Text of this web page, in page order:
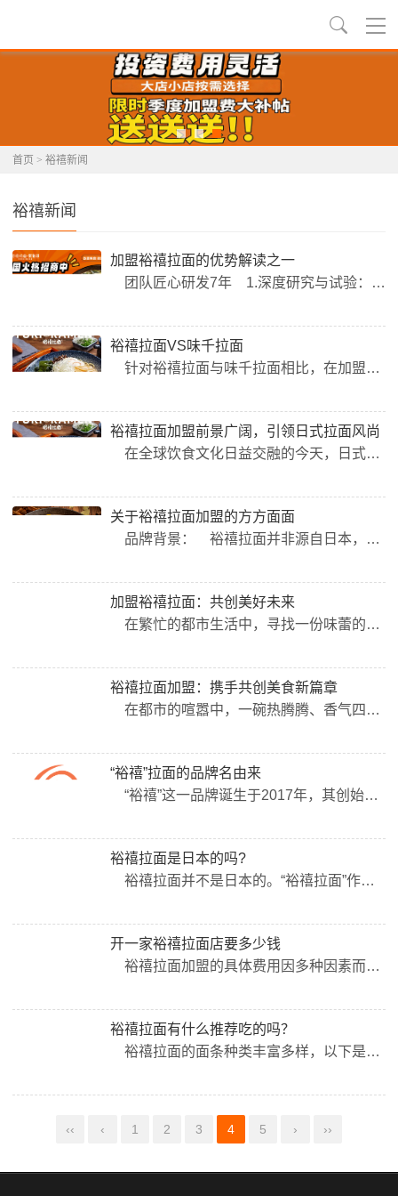
首页 > 裕禧新闻
裕禧新闻
加盟裕禧拉面的优势解读之一
团队匠心研发7年 1.深度研究与试验：裕禧拉面的研发团队由一群对面食文化充满热情的专业人士组成，他们耗时七年，深入探索日式拉面技艺与现代食品科技的结合点。通过无数次的配方调整、工艺优化和口感测试，力求在保留日式拉面传统风味的同时，融入创新元素，满足现代消费者的多元化需求。 2.传承与创新并重：在研发过程中，团队不仅广泛搜集并学习各地的拉面制作精髓，还积极引入先进的食品加工技术，...
裕禧拉面VS味千拉面
针对裕禧拉面与味千拉面相比，在加盟门槛与灵活性以及产品特色与创新两方面的优势进行对比： 一、加盟门槛与灵活性 1.加盟费用 裕禧拉面： 加盟费用相对较低，根据过往信息，裕禧拉面的加盟费用大致在3-8万元之间。这一较低的门槛使得更多资金有限的创业者有机会加入，降低了创业初期的经济压力。 味千拉面：&nb...
裕禧拉面加盟前景广阔，引领日式拉面风尚
在全球饮食文化日益交融的今天，日式拉面以其独特的口感和丰富的风味在全球范围内赢得了广泛的喜爱，特别是在亚洲市场，其受欢迎程度持续攀升。在这一背景下，裕禧拉面凭借其卓越的品质和独特的品牌魅力，正逐步成为日式拉面加盟市场的新宠，引领着新一轮的创业风尚。 品牌亮点： 裕禧拉面自创立以来，便致力于将传统日式拉面的精髓与现代饮食理念相结合，打造出既符合现代人口味又富含文化底蕴的美食产品。...
关于裕禧拉面加盟的方方面面
品牌背景： 裕禧拉面并非源自日本，而是一个中国本土品牌。该品牌自成立以来，一直秉承日本严格的饮食管理制度，致力于为食客提供正宗的日式拉面体验。 产品特色： 裕禧拉面注重食材的新鲜和营养健康，拒绝使用转基因食材。其拉面骨汤采用精选大骨经过科学配比统一熬煮，确保汤底浓郁、营养丰富。 裕禧拉面的经典美食之一是黑椒鸡扒蟹柳拉面，这款拉...
加盟裕禧拉面：共创美好未来
在繁忙的都市生活中，寻找一份味蕾的满足和心灵的慰藉，裕禧拉面正是您的不二之选。今天，我们诚挚地邀请您加入裕禧拉面加盟的行列，一同开启美食创业的新篇章。 一、裕禧拉面：品质与口感的双重保障 裕禧拉面凭借其独特的口感和深厚的文化底蕴，成为了食客们心中的美食圣地。我们精选优质食材，严格把控每一个制作环节，确保每一碗裕禧拉面都能带给食客们独特的味蕾享受。同时，裕禧拉面还注重用餐环境的营...
裕禧拉面加盟：携手共创美食新篇章
在都市的喧嚣中，一碗热腾腾、香气四溢的拉面总能给人带来一丝温暖与满足。裕禧拉面，凭借其独特的口感和深厚的文化底蕴，赢得了众多食客的喜爱。现在，裕禧拉面加盟项目正热诚邀请有志之士的加入，共同开启创业新篇章。 一、裕禧拉面：品质与口感的完美结合 裕禧拉面结合传统工艺与现代技术，精选优质食材，经过严格筛选和精心制作，力求将每一碗拉面都做到最佳。我们注重食材的新鲜与天然，追求健康与美味...
“裕禧”拉面的品牌名由来
“裕禧”这一品牌诞生于2017年，其创始人曾留学日本多年，深受日本拉面匠人精神的熏陶。回国后，他历经一年半的精心研发与不断改进，终于成功打造出一个符合中国人口味的拉面品牌，并为其赋予了富有中华韵味的名字——“裕禧”，寓意着吉祥、富贵、和谐与幸福。 如今，“裕禧日式拉面”已开放加盟业务。在当前餐饮市场中，粉面类门店数量持续攀升，2020年其占比已略高于饭食类门店，达到了20.8%，稳坐市场头把交椅。日式拉...
裕禧拉面是日本的吗?
裕禧拉面并不是日本的。“裕禧拉面”作为寻味餐饮集团旗下的重要品牌，充分展现了集团对于美食文化的深度挖掘与创新精神。该品牌不仅承载着日本拉面的传统精髓，更融入了中国的饮食文化特色，为消费者带来了别具一格的用餐体验。 寻味餐饮集团在打造“裕禧拉面”品牌时，倾注了大量的心血与资源。通过开设多家直营店，集团不仅为消费者提供了品尝裕禧拉面的便利，更为品牌的推广与发展奠定了坚实的基础。这些直营店的成功运营，不仅证明...
开一家裕禧拉面店要多少钱
裕禧拉面加盟的具体费用因多种因素而异，包括加盟费、设备费、首批原料费、品牌使用费以及保证金等。总体加盟费可详细可在线咨询客服人员（地域不同，会有差异）。 在经营管理方面，裕禧拉面总部有着强大的运营团队，会帮助商家做各种宣传推广，协助商家建立合适的连锁店；在营销上，会积极的做活动，联合众多商户参与进来，给众多消费者留下深刻的品牌印象。总部会根据不同的商家情况，制定不一样的店面营销策略。同时，总部督导定期下...
裕禧拉面有什么推荐吃的吗？
裕禧拉面的面条种类丰富多样，以下是一些常见的种类： 黑椒鸡扒蟹柳拉面：鸡肉经过炙烤后带有独特的焦香，面条则是新鲜现压的，入口爽滑劲道。 二郎番茄肥牛拉面：此款拉面饱含浓郁的番茄气味，酸甜爽口。 大满足海苔鲜拉面：汤汁熬制足足有八小时，拉面劲道美味。 胶原软骨春笋拉面：保留最初始的日式拉面做法，口感独特又富有营养。 ...
‹‹ ‹ 1 2 3 4 5 › ››